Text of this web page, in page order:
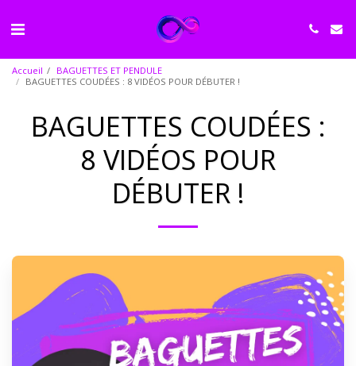
Accueil
BAGUETTES ET PENDULE
BAGUETTES COUDÉES : 8 VIDÉOS POUR DÉBUTER !
BAGUETTES COUDÉES :
8 VIDÉOS POUR
DÉBUTER !